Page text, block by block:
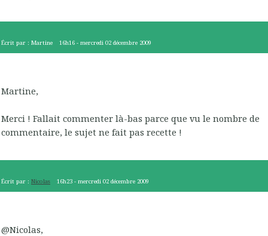
Écrit par : Martine 16h16 -mercredi 02 décembre 2009
Martine,
Merci ! Fallait commenter là-bas parce que vu le nombre de
commentaire, le sujet ne fait pas recette !
Écrit par : Nicolas 16h23 -mercredi 02 décembre 2009
@Nicolas,